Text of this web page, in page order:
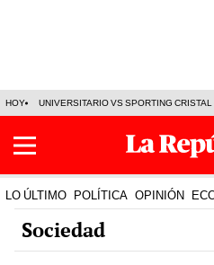
HOY UNIVERSITARIO VS SPORTING CRISTAL
LO ÚLTIMO POLÍTICA OPINIÓN
Sociedad